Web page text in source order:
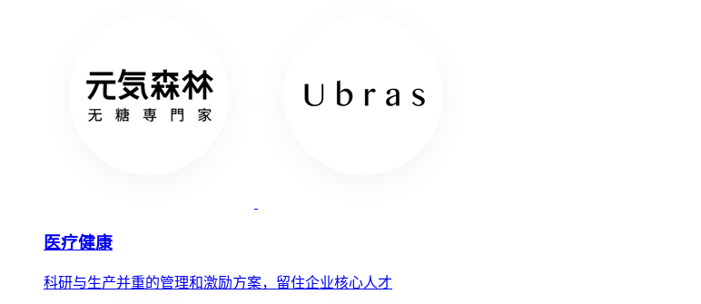
医疗健康
科研与生产并重的管理和激励方案，留住企业核心人才